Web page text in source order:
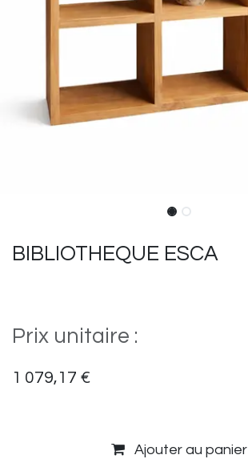
BIBLIOTHEQUE ESCA
Prix unitaire :
1 079,17 €
Ajouter au panier